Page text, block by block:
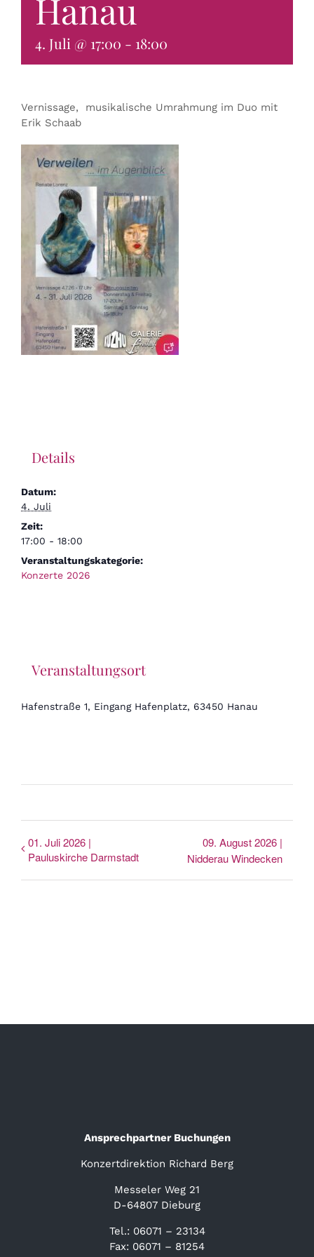
Hanau
4. Juli @ 17:00 - 18:00
Vernissage, musikalische Umrahmung im Duo mit
Erik Schaab
Details
Datum:
4. Juli
Zeit:
17:00 - 18:00
Veranstaltungskategorie:
Konzerte 2026
Veranstaltungsort
Hafenstraße 1, Eingang Hafenplatz, 63450 Hanau
01. Juli 2026 |
Pauluskirche Darmstadt
09. August 2026 |
Nidderau Windecken
Ansprechpartner Buchungen
Konzertdirektion Richard Berg
Messeler Weg 21
D-64807 Dieburg
Tel.: 06071 – 23134
Fax: 06071 – 81254